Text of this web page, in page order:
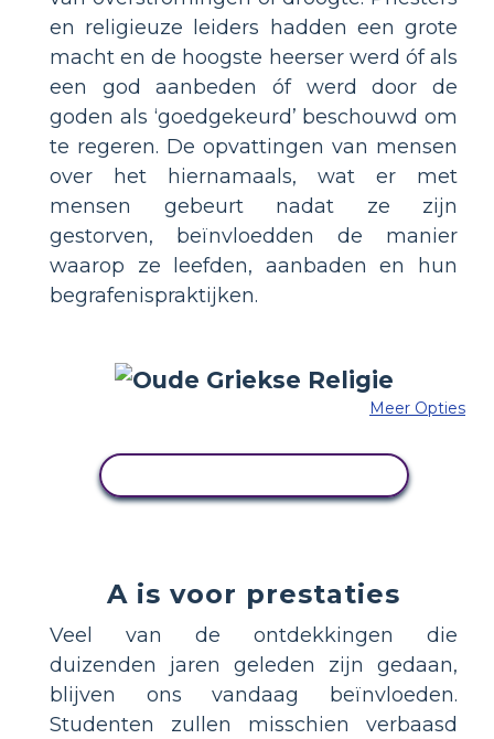
en religieuze leiders hadden een grote
macht en de hoogste heerser werd óf als
een god aanbeden óf werd door de
goden als ‘goedgekeurd’ beschouwd om
te regeren. De opvattingen van mensen
over het hiernamaals, wat er met
mensen gebeurt nadat ze zijn
gestorven, beïnvloedden de manier
waarop ze leefden, aanbaden en hun
begrafenispraktijken.
Meer Opties
A is voor prestaties
Veel van de ontdekkingen die
duizenden jaren geleden zijn gedaan,
blijven ons vandaag beïnvloeden.
Studenten zullen misschien verbaasd